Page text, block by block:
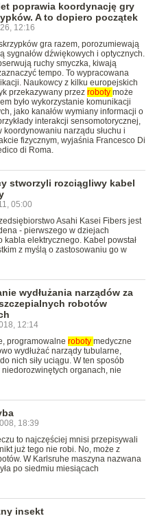
poprawia koordynację gry
A to dopiero początek
12:16
gra razem, porozumiewają
sygnałów dźwiękowych i optycznych.
ruchy smyczka, kiwają
tempo. To wypracowana
Naukowcy z kilku europejskich
przekazywany przez roboty może
było wykorzystanie komunikacji
jako kanałów wymiany informacji o
interakcji sensomotorycznej,
narządu słuchu i
fizycznym, wyjaśnia Francesco Di
di Roma.
stworzyli rozciągliwy kabel
05:00
Asahi Kasei Fibers jest
- pierwszego w dziejach
kabla elektrycznego. Kabel powstał
z myślą o zastosowaniu go w
wydłużania narządów za
robotów
12:14
programowalne roboty medyczne
wydłużać narządy tubularne,
nich siły uciągu. W ten sposób
organach, nie
18:39
to najczęściej mnisi przepisywali
już tego nie robi. No, może z
W Karlsruhe maszyna nazwana
po siedmiu miesiącach
insekt